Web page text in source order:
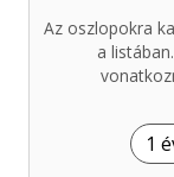
Az oszlopokra
a
1